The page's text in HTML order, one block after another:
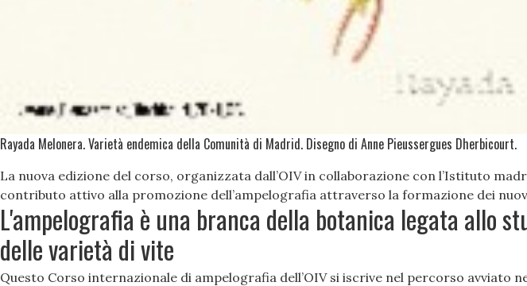
Rayada Melonera. Varietà endemica della Comunità di Madrid. Disegno di Anne Pieussergues Dherbicourt.
La nuova edizione del corso, organizzata dall’OIV in collaborazione con l’Istituto
contributo attivo alla promozione dell’ampelografia attraverso la formazione dei
L'ampelografia è una branca della botanica legata allo
delle varietà di vite
Questo Corso internazionale di ampelografia dell’OIV si iscrive nel percorso avviato